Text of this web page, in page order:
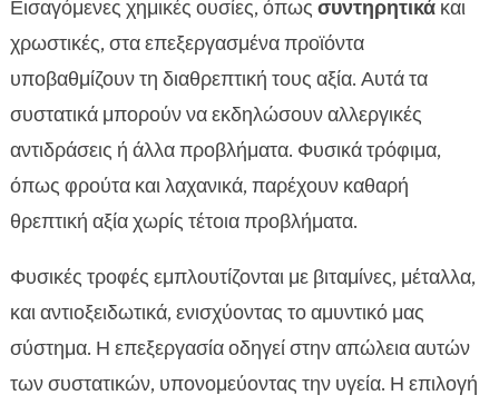
Εισαγόμενες χημικές ουσίες, όπως συντηρητικάκαι
χρωστικές, στα επεξεργασμένα προϊόντα
υποβαθμίζουν τη διαθρεπτική τους αξία. Αυτά τα
συστατικά μπορούν να εκδηλώσουν αλλεργικές
αντιδράσεις ή άλλα προβλήματα. Φυσικά τρόφιμα,
όπως φρούτα και λαχανικά, παρέχουν καθαρή
θρεπτική αξία χωρίς τέτοια προβλήματα.
Φυσικές τροφές εμπλουτίζονται με βιταμίνες, μέταλλα,
και αντιοξειδωτικά, ενισχύοντας το αμυντικό μας
σύστημα. Η επεξεργασία οδηγεί στην απώλεια αυτών
των συστατικών, υπονομεύοντας την υγεία. Η επιλογή